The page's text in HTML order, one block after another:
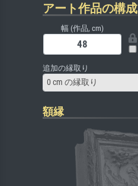
アート作品の構成
幅 (作品, cm)
追加の縁取り
0 cm の縁取り
額縁